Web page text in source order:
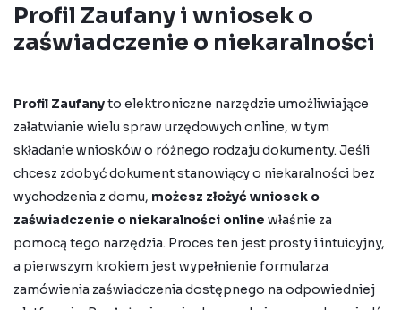
Profil Zaufany i wniosek o
zaświadczenie o niekaralności
Profil Zaufanyto elektroniczne narzędzie umożliwiające
załatwianie wielu spraw urzędowych online, w tym
składanie wniosków o różnego rodzaju dokumenty. Jeśli
chcesz zdobyć dokument stanowiący o niekaralności bez
wychodzenia z domu, możesz złożyć wniosek o
zaświadczenie o niekaralności online właśnie za
pomocą tego narzędzia. Proces ten jest prosty i intuicyjny,
a pierwszym krokiem jest wypełnienie formularza
zamówienia zaświadczenia dostępnego na odpowiedniej